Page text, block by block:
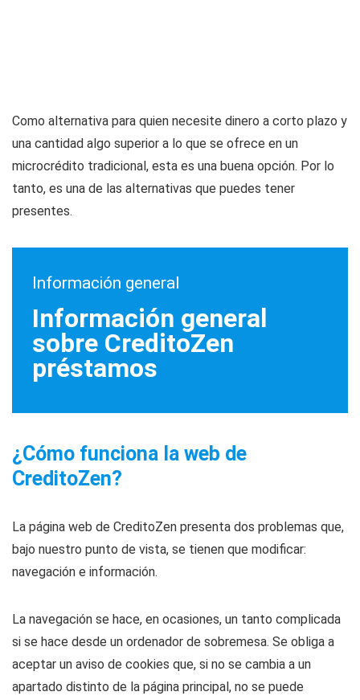
Como alternativa para quien necesite dinero a corto plazo y
una cantidad algo superior a lo que se ofrece en un
microcrédito tradicional, esta es una buena opción. Por lo
tanto, es una de las alternativas que puedes tener
presentes.
Información general
Información general
sobre CreditoZen
préstamos
¿Cómo funciona la web de
CreditoZen?
La página web de CreditoZen presenta dos problemas que,
bajo nuestro punto de vista, se tienen que modificar:
navegación e información.
La navegación se hace, en ocasiones, un tanto complicada
si se hace desde un ordenador de sobremesa. Se obliga a
aceptar un aviso de cookies que, si no se cambia a un
apartado distinto de la página principal, no se puede